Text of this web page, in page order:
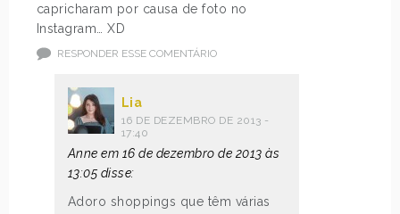
capricharam por causa de foto no
Instagram… XD
RESPONDER ESSE COMENTÁRIO
Lia
16 DE DEZEMBRO DE 2013 -
17:40
Anne em 16 de dezembro de 2013 às
13:05 disse:
Adoro shoppings que têm várias